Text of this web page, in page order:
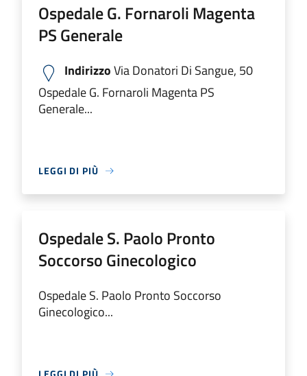
Ospedale G. Fornaroli Magenta
PS Generale
IndirizzoVia Donatori Di Sangue, 50
Ospedale G. Fornaroli Magenta PS
Generale...
LEGGI DI PIÙ
Ospedale S. Paolo Pronto
Soccorso Ginecologico
Ospedale S. Paolo Pronto Soccorso
Ginecologico...